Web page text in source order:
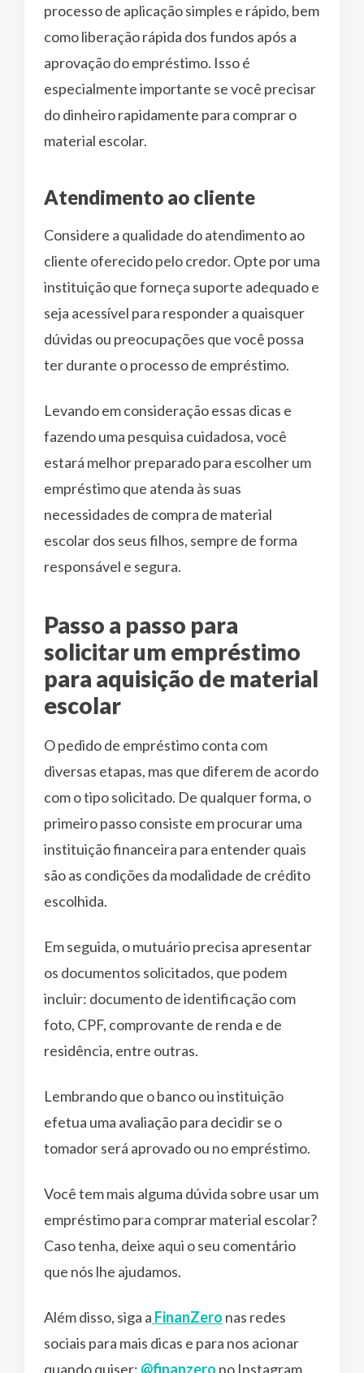
processo de aplicação simples e rápido, bem
como liberação rápida dos fundos após a
aprovação do empréstimo. Isso é
especialmente importante se você precisar
do dinheiro rapidamente para comprar o
material escolar.
Atendimento ao cliente
Considere a qualidade do atendimento ao
cliente oferecido pelo credor. Opte por uma
instituição que forneça suporte adequado e
seja acessível para responder a quaisquer
dúvidas ou preocupações que você possa
ter durante o processo de empréstimo.
Levando em consideração essas dicas e
fazendo uma pesquisa cuidadosa, você
estará melhor preparado para escolher um
empréstimo que atenda às suas
necessidades de compra de material
escolar dos seus filhos, sempre de forma
responsável e segura.
Passo a passo para
solicitar um empréstimo
para aquisição de material
escolar
O pedido de empréstimo conta com
diversas etapas, mas que diferem de acordo
com o tipo solicitado. De qualquer forma, o
primeiro passo consiste em procurar uma
instituição financeira para entender quais
são as condições da modalidade de crédito
escolhida.
Em seguida, o mutuário precisa apresentar
os documentos solicitados, que podem
incluir: documento de identificação com
foto, CPF, comprovante de renda e de
residência, entre outras.
Lembrando que o banco ou instituição
efetua uma avaliação para decidir se o
tomador será aprovado ou no empréstimo.
Você tem mais alguma dúvida sobre usar um
empréstimo para comprar material escolar?
Caso tenha, deixe aqui o seu comentário
que nós lhe ajudamos.
Além disso, siga a FinanZero nas redes
sociais para mais dicas e para nos acionar
quando quiser: @finanzero no Instagram,